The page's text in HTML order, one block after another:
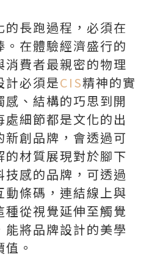
長跑過程，必須在
。在體驗經濟盛行的
費者最親密的物理
計必須是CIS精神的實
、結構的巧思到開
細節都是文化的出
創品牌，會透過可
材質展現對於腳下
感的品牌，可透過
條碼，連結線上與
從視覺延伸至觸覺
將品牌設計的美學
。